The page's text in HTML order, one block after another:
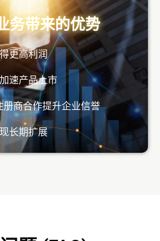
务带来的优势
更高利润
速产品上市
册商合作提升企业信誉
长期扩展